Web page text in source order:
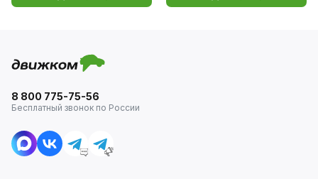
8 800 775-75-56
Бесплатный звонок по России